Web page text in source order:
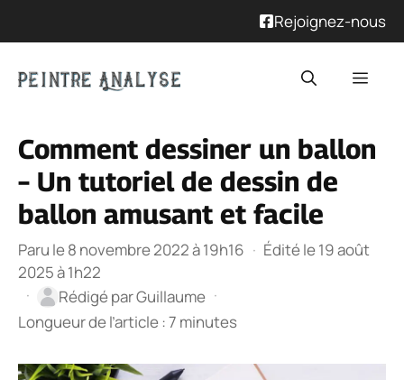
Rejoignez-nous
Comment dessiner un ballon
– Un tutoriel de dessin de
ballon amusant et facile
Paru le 8 novembre 2022 à 19h16 · Édité le 19 août
2025 à 1h22
·
Rédigé parGuillaume ·
Longueur de l’article : 7 minutes